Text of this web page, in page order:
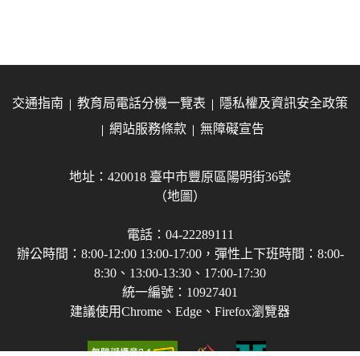
交通指南 教育局電話分機一覽表
隱私權及資訊安全政策
網站服務條款
無障礙宣告
地址：420018 臺中市豐原區陽明街36號
（地圖）
電話：04-22289111
辦公時間：8:00-12:00 13:00-17:00，彈性上下班時間：8:00-
8:30、13:00-13:30、17:00-17:30
統一編號：10927401
建議使用Chrome、Edge、Firefox瀏覽器